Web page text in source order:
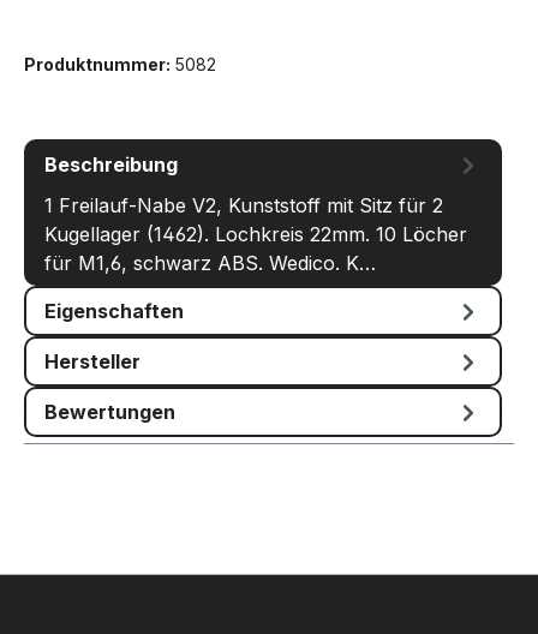
Produktnummer: 5082
Beschreibung
1 Freilauf-Nabe V2, Kunststoff mit Sitz für 2
Kugellager (1462). Lochkreis 22mm. 10 Löcher
für M1,6, schwarz ABS. Wedico. K…
Eigenschaften
Hersteller
Bewertungen